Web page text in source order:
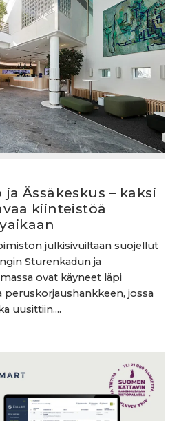
Ässäkeskus – kaksi
kiinteistöä
julkisivuiltaan suojellut
Sturenkadun ja
ovat käyneet läpi
jossa
uusittiin....